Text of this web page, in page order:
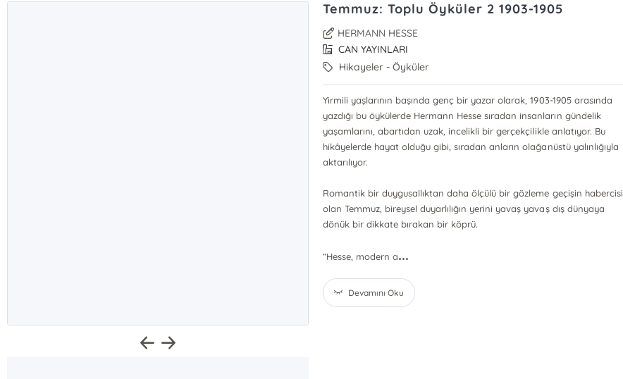
Temmuz: Toplu Öyküler 2 1903-1905
HERMANN HESSE
CAN YAYINLARI
Hikayeler - Öyküler
Yirmili yaşlarının başında genç bir yazar olarak, 1903-1905 arasında
yazdığı bu öykülerde Hermann Hesse sıradan insanların gündelik
yaşamlarını, abartıdan uzak, incelikli bir gerçekçilikle anlatıyor. Bu
hikâyelerde hayat olduğu gibi, sıradan anların olağanüstü yalınlığıyla
aktarılıyor.
Romantik bir duygusallıktan daha ölçülü bir gözleme geçişin habercisi
olan Temmuz, bireysel duyarlılığın yerini yavaş yavaş dış dünyaya
dönük bir dikkate bırakan bir köprü.
“Hesse, modern a...
Devamını Oku